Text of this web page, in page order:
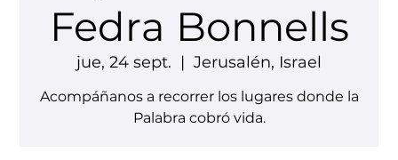
Fedra Bonnells
jue, 24 sept.
  |
Jerusalén, Israel
Acompáñanos a recorrer los lugares donde la
Palabra cobró vida.